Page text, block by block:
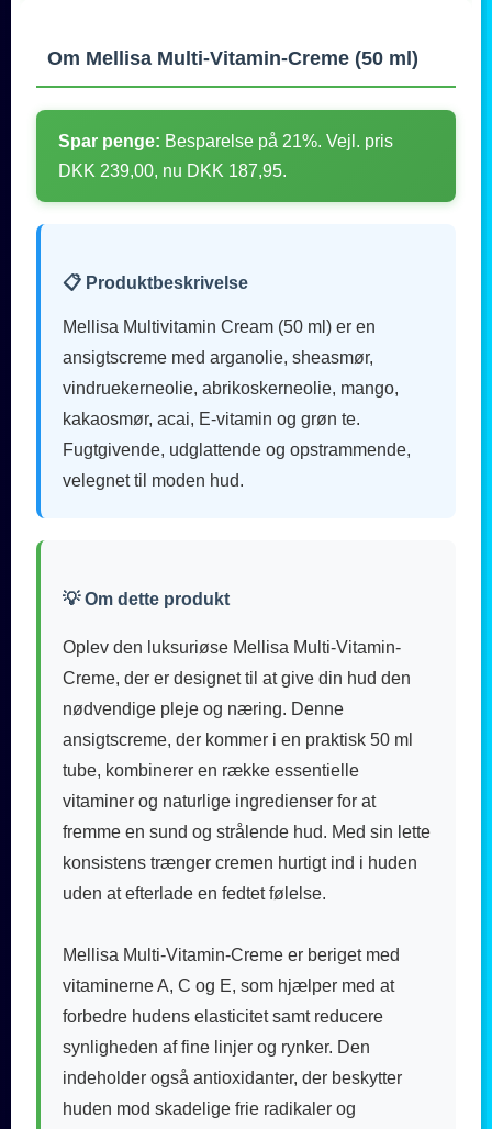
Om Mellisa Multi-Vitamin-Creme (50 ml)
Spar penge: Besparelse på 21%. Vejl. pris
DKK 239,00, nu DKK 187,95.
📋 Produktbeskrivelse
Mellisa Multivitamin Cream (50 ml) er en
ansigtscreme med arganolie, sheasmør,
vindruekerneolie, abrikoskerneolie, mango,
kakaosmør, acai, E-vitamin og grøn te.
Fugtgivende, udglattende og opstrammende,
velegnet til moden hud.
💡 Om dette produkt
Oplev den luksuriøse Mellisa Multi-Vitamin-
Creme, der er designet til at give din hud den
nødvendige pleje og næring. Denne
ansigtscreme, der kommer i en praktisk 50 ml
tube, kombinerer en række essentielle
vitaminer og naturlige ingredienser for at
fremme en sund og strålende hud. Med sin lette
konsistens trænger cremen hurtigt ind i huden
uden at efterlade en fedtet følelse.
Mellisa Multi-Vitamin-Creme er beriget med
vitaminerne A, C og E, som hjælper med at
forbedre hudens elasticitet samt reducere
synligheden af fine linjer og rynker. Den
indeholder også antioxidanter, der beskytter
huden mod skadelige frie radikaler og